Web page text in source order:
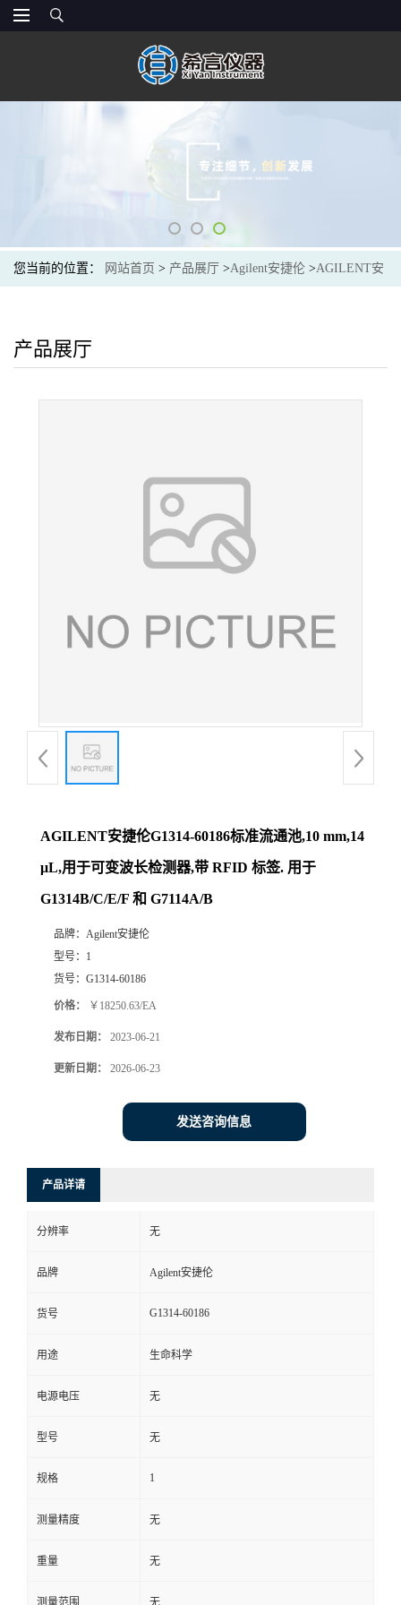
您当前的位置： 网站首页 > 产品展厅 >Agilent安捷伦 >AGILENT安
RFID 标签. 用于 G1314B/C/E/F 和 G7114A/B
产品展厅
AGILENT安捷伦G1314-60186标准流通池,10 mm,14
μL,用于可变波长检测器,带 RFID 标签. 用于
G1314B/C/E/F 和 G7114A/B
品牌： Agilent安捷伦
型号： 1
货号： G1314-60186
价格： ￥18250.63/EA
发布日期： 2023-06-21
更新日期： 2026-06-23
发送咨询信息
产品详请
分辨率 无
品牌 Agilent安捷伦
货号 G1314-60186
用途 生命科学
电源电压 无
型号 无
规格 1
测量精度 无
重量 无